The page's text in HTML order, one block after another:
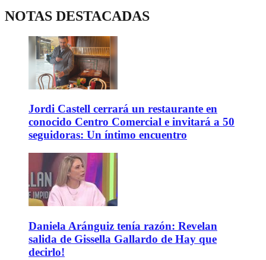
NOTAS DESTACADAS
Jordi Castell cerrará un restaurante en
conocido Centro Comercial e invitará a 50
seguidoras: Un íntimo encuentro
Daniela Aránguiz tenía razón: Revelan
salida de Gissella Gallardo de Hay que
decirlo!